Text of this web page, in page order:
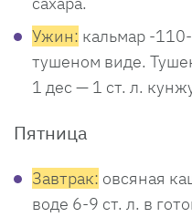
Ужин: кальмар -
тушеном виде.
1 дес — 1 ст. л.
Пятница
Завтрак: овсяная
воде 6-9 ст. л. в